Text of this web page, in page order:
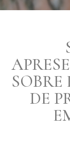
SOBRE
DE